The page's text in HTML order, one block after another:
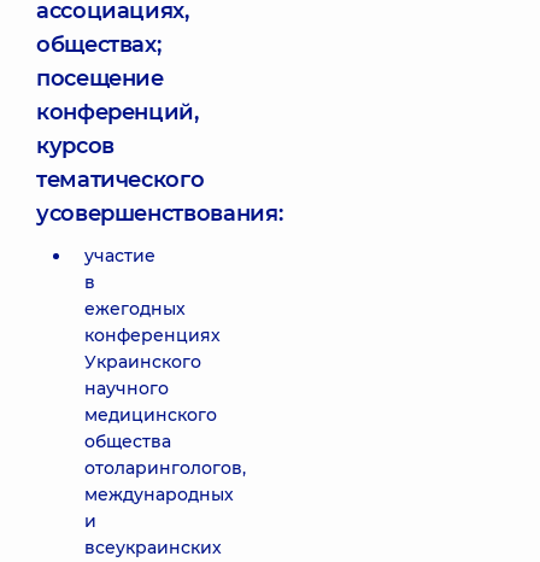
ассоциациях,
обществах;
посещение
конференций,
курсов
тематического
усовершенствования:
участие
в
ежегодных
конференциях
Украинского
научного
медицинского
общества
отоларингологов,
международных
и
всеукраинских